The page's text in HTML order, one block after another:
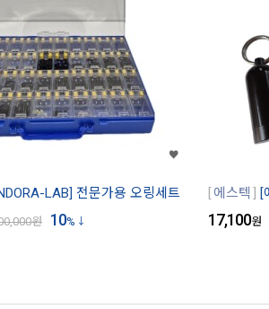
LAB] 전문가용 오링세트
원 10%
에스텍 [
17,100원